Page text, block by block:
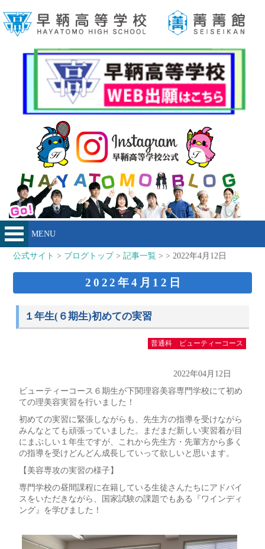
MENU
公式サイト > ブログトップ>記事一覧 > > 2022年4月12日
2022年4月12日
１年生(６期生)初めての実習
普通科 ビューティーコース
2022年04月12日
ビューティーコース６期生が下関理容美容専門学校にて初め
ての理美容実習を行いました！
初めての実習に緊張しながらも、先生方の指導を受けながら
みんなとても頑張っていました。まだまだ新しい実習着が目
にまぶしい１年生ですが、これから先生方・先輩方から多く
の指導を受けどんどん成長していって欲しいと思います。
【美容専攻の実習の様子】
専門学校の昼間課程に在籍している生徒さんたちにアドバイ
スをいただきながら、国家試験の課題でもある『ワインディ
ング』を学びました！